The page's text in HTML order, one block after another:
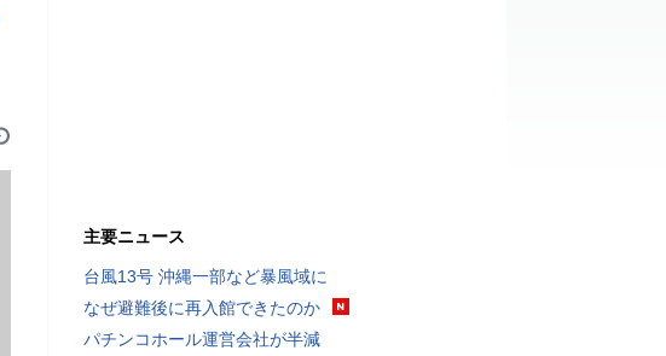
主要ニュース
台風13号 沖縄一部など暴風域に
なぜ避難後に再入館できたのか
パチンコホール運営会社が半減